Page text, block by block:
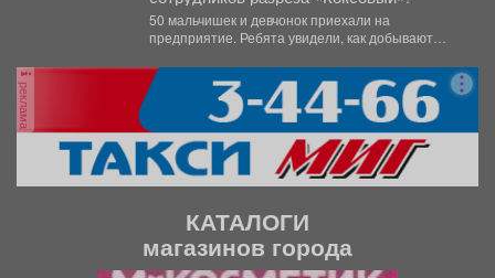
50 мальчишек и девчонок приехали на
предприятие. Ребята увидели, как добывают
реклама
КАТАЛОГИ
магазинов города